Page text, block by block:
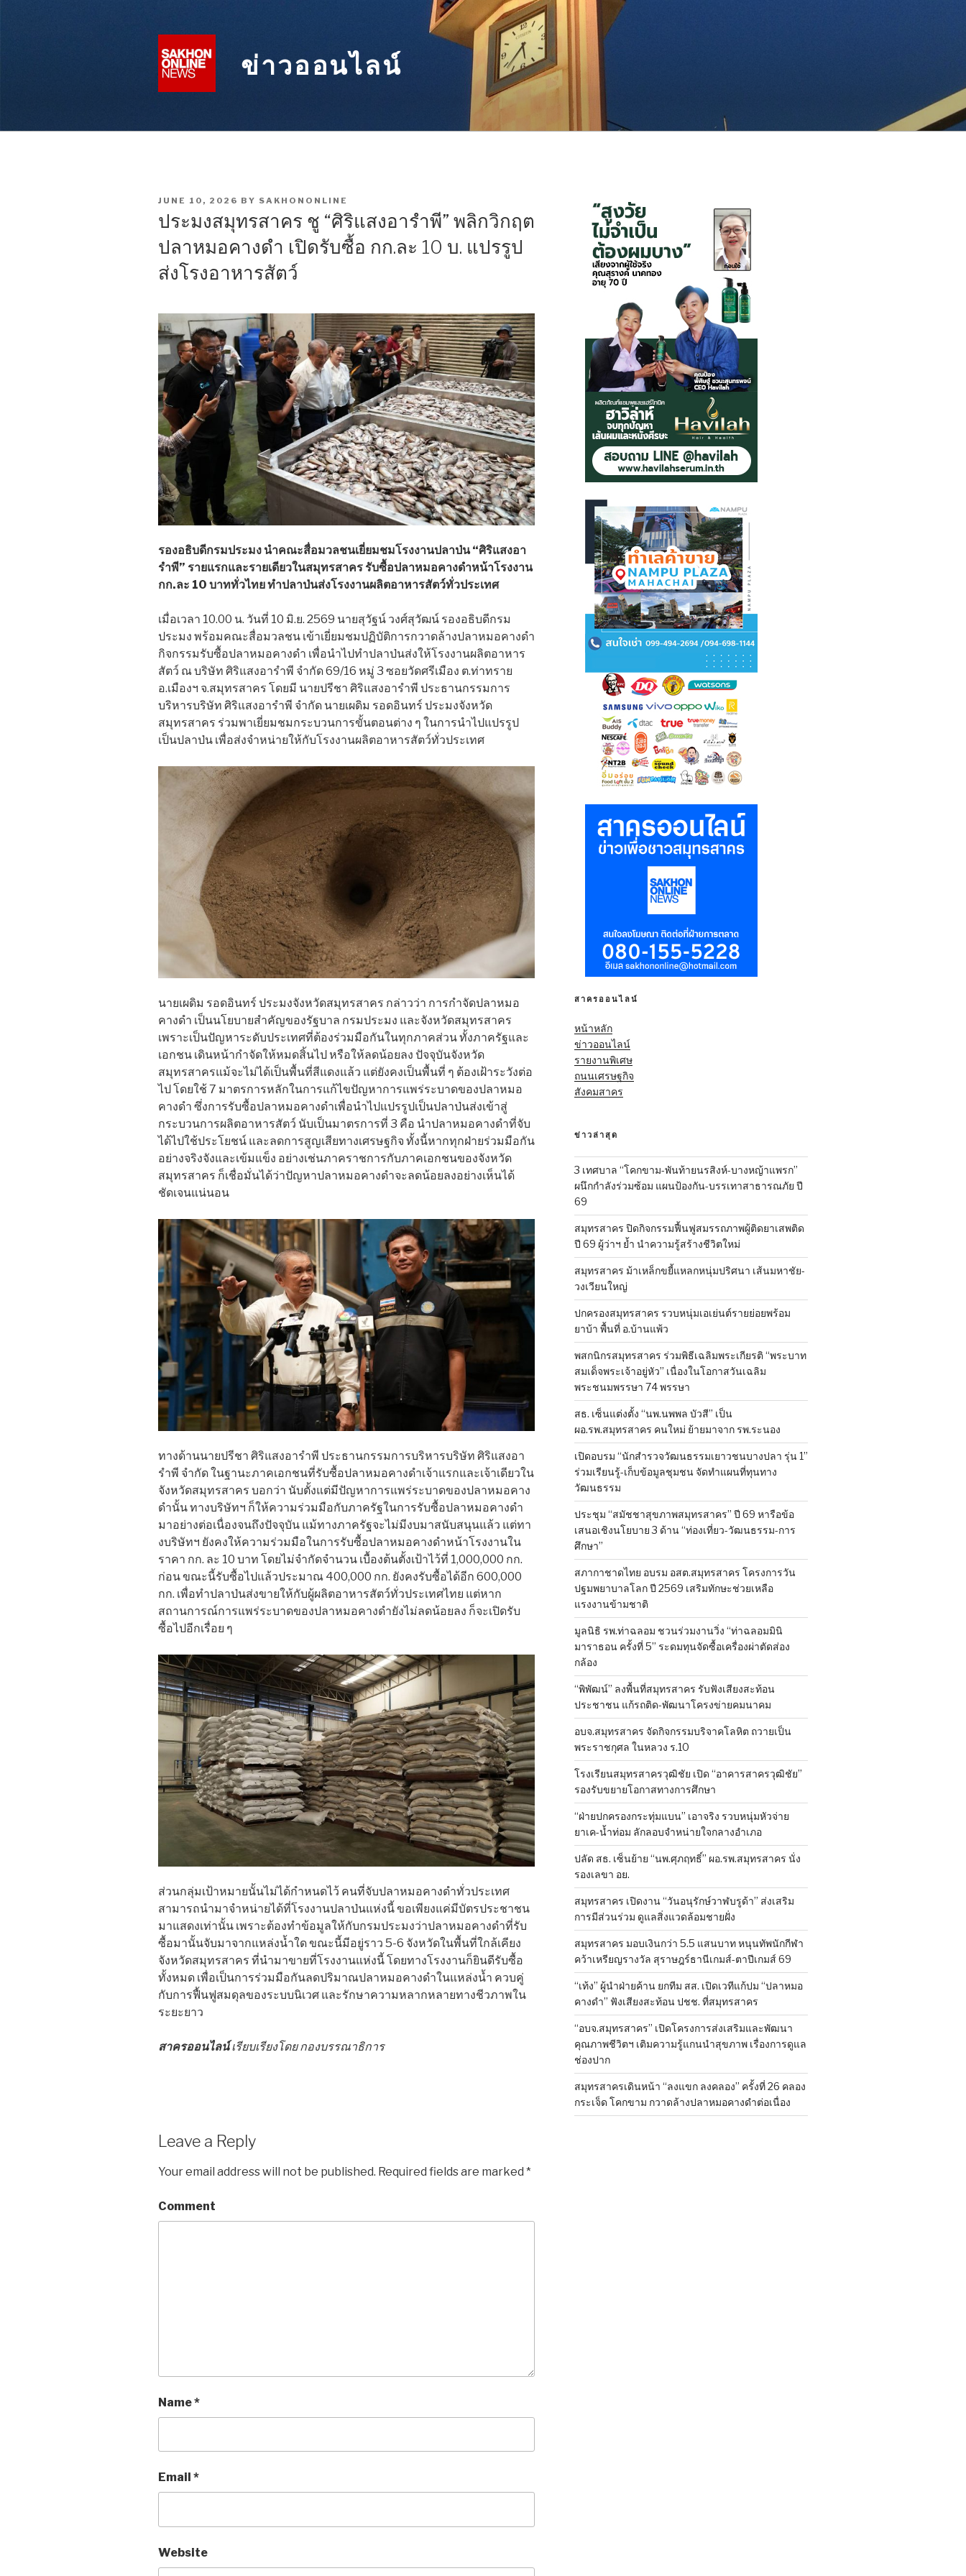
ข่าวออนไลน์
POSTED
ON
JUNE 10, 2026 BY SAKHONONLINE
ประมงสมุทรสาคร ชู “ศิริแสงอารำพี” พลิกวิกฤต
ปลาหมอคางดำ เปิดรับซื้อ กก.ละ 10 บ. แปรรูป
ส่งโรงอาหารสัตว์
รองอธิบดีกรมประมง นำคณะสื่อมวลชนเยี่ยมชมโรงงานปลาป่น “ศิริแสงอา
รำพี” รายแรกและรายเดียวในสมุทรสาคร รับซื้อปลาหมอคางดำหน้าโรงงาน
กก.ละ 10 บาททั่วไทย ทำปลาป่นส่งโรงงานผลิตอาหารสัตว์ทั่วประเทศ
เมื่อเวลา 10.00 น. วันที่ 10 มิ.ย. 2569 นายสุวัฐน์ วงศ์สุวัฒน์ รองอธิบดีกรม
ประมง พร้อมคณะสื่อมวลชน เข้าเยี่ยมชมปฏิบัติการกวาดล้างปลาหมอคางดำ
กิจกรรมรับซื้อปลาหมอคางดำ เพื่อนำไปทำปลาป่นส่งให้โรงงานผลิตอาหาร
สัตว์ ณ บริษัท ศิริแสงอารำพี จำกัด 69/16 หมู่ 3 ซอยวัดศรีเมือง ต.ท่าทราย
อ.เมืองฯ จ.สมุทรสาคร โดยมี นายปรีชา ศิริแสงอารำพี ประธานกรรมการ
บริหารบริษัท ศิริแสงอารำพี จำกัด นายเผดิม รอดอินทร์ ประมงจังหวัด
สมุทรสาคร ร่วมพาเยี่ยมชมกระบวนการขั้นตอนต่าง ๆ ในการนำไปแปรรูป
เป็นปลาป่น เพื่อส่งจำหน่ายให้กับโรงงานผลิตอาหารสัตว์ทั่วประเทศ
นายเผดิม รอดอินทร์ ประมงจังหวัดสมุทรสาคร กล่าวว่า การกำจัดปลาหมอ
คางดำ เป็นนโยบายสำคัญของรัฐบาล กรมประมง และจังหวัดสมุทรสาคร
เพราะเป็นปัญหาระดับประเทศที่ต้องร่วมมือกันในทุกภาคส่วน ทั้งภาครัฐและ
เอกชน เดินหน้ากำจัดให้หมดสิ้นไป หรือให้ลดน้อยลง ปัจจุบันจังหวัด
สมุทรสาครแม้จะไม่ได้เป็นพื้นที่สีแดงแล้ว แต่ยังคงเป็นพื้นที่ ๆ ต้องเฝ้าระวังต่อ
ไป โดยใช้ 7 มาตรการหลักในการแก้ไขปัญหาการแพร่ระบาดของปลาหมอ
คางดำ ซึ่งการรับซื้อปลาหมอคางดำเพื่อนำไปแปรรูปเป็นปลาป่นส่งเข้าสู่
กระบวนการผลิตอาหารสัตว์ นับเป็นมาตรการที่ 3 คือ นำปลาหมอคางดำที่จับ
ได้ไปใช้ประโยชน์ และลดการสูญเสียทางเศรษฐกิจ ทั้งนี้หากทุกฝ่ายร่วมมือกัน
อย่างจริงจังและเข้มแข็ง อย่างเช่นภาคราชการกับภาคเอกชนของจังหวัด
สมุทรสาคร ก็เชื่อมั่นได้ว่าปัญหาปลาหมอคางดำจะลดน้อยลงอย่างเห็นได้
ชัดเจนแน่นอน
ทางด้านนายปรีชา ศิริแสงอารำพี ประธานกรรมการบริหารบริษัท ศิริแสงอา
รำพี จำกัด ในฐานะภาคเอกชนที่รับซื้อปลาหมอคางดำเจ้าแรกและเจ้าเดียวใน
จังหวัดสมุทรสาคร บอกว่า นับตั้งแต่มีปัญหาการแพร่ระบาดของปลาหมอคาง
ดำนั้น ทางบริษัทฯ ก็ให้ความร่วมมือกับภาครัฐในการรับซื้อปลาหมอคางดำ
มาอย่างต่อเนื่องจนถึงปัจจุบัน แม้ทางภาครัฐจะไม่มีงบมาสนับสนุนแล้ว แต่ทา
งบริษัทฯ ยังคงให้ความร่วมมือในการรับซื้อปลาหมอคางดำหน้าโรงงานใน
ราคา กก. ละ 10 บาท โดยไม่จำกัดจำนวน เบื้องต้นตั้งเป้าไว้ที่ 1,000,000 กก.
ก่อน ขณะนี้รับซื้อไปแล้วประมาณ 400,000 กก. ยังคงรับซื้อได้อีก 600,000
กก. เพื่อทำปลาป่นส่งขายให้กับผู้ผลิตอาหารสัตว์ทั่วประเทศไทย แต่หาก
สถานการณ์การแพร่ระบาดของปลาหมอคางดำยังไม่ลดน้อยลง ก็จะเปิดรับ
ซื้อไปอีกเรื่อย ๆ
ส่วนกลุ่มเป้าหมายนั้นไม่ได้กำหนดไว้ คนที่จับปลาหมอคางดำทั่วประเทศ
สามารถนำมาจำหน่ายได้ที่โรงงานปลาป่นแห่งนี้ ขอเพียงแค่มีบัตรประชาชน
มาแสดงเท่านั้น เพราะต้องทำข้อมูลให้กับกรมประมงว่าปลาหมอคางดำที่รับ
ซื้อมานั้นจับมาจากแหล่งน้ำใด ขณะนี้มีอยู่ราว 5-6 จังหวัดในพื้นที่ใกล้เคียง
จังหวัดสมุทรสาคร ที่นำมาขายที่โรงงานแห่งนี้ โดยทางโรงงานก็ยินดีรับซื้อ
ทั้งหมด เพื่อเป็นการร่วมมือกันลดปริมาณปลาหมอคางดำในแหล่งน้ำ ควบคู่
กับการฟื้นฟูสมดุลของระบบนิเวศ และรักษาความหลากหลายทางชีวภาพใน
ระยะยาว
สาครออนไลน์เรียบเรียงโดย กองบรรณาธิการ
Leave a Reply
Your email address will not be published. Required fields are marked *
Comment
Name*
Email *
Website
สาครออนไลน์
หน้าหลัก
ข่าวออนไลน์
รายงานพิเศษ
ถนนเศรษฐกิจ
สังคมสาคร
ข่าวล่าสุด
3 เทศบาล “โคกขาม-พันท้ายนรสิงห์-บางหญ้าแพรก”
ผนึกกำลังร่วมซ้อม แผนป้องกัน-บรรเทาสาธารณภัย ปี
69
สมุทรสาคร ปิดกิจกรรมฟื้นฟูสมรรถภาพผู้ติดยาเสพติด
ปี 69 ผู้ว่าฯ ย้ำ นำความรู้สร้างชีวิตใหม่
สมุทรสาคร ม้าเหล็กขยี้แหลกหนุ่มปริศนา เส้นมหาชัย-
วงเวียนใหญ่
ปกครองสมุทรสาคร รวบหนุ่มเอเย่นต์รายย่อยพร้อม
ยาบ้า พื้นที่ อ.บ้านแพ้ว
พสกนิกรสมุทรสาคร ร่วมพิธีเฉลิมพระเกียรติ “พระบาท
สมเด็จพระเจ้าอยู่หัว” เนื่องในโอกาสวันเฉลิม
พระชนมพรรษา 74 พรรษา
สธ. เซ็นแต่งตั้ง “นพ.นพพล บัวสี” เป็น
ผอ.รพ.สมุทรสาคร คนใหม่ ย้ายมาจาก รพ.ระนอง
เปิดอบรม “นักสำรวจวัฒนธรรมเยาวชนบางปลา รุ่น 1”
ร่วมเรียนรู้-เก็บข้อมูลชุมชน จัดทำแผนที่ทุนทาง
วัฒนธรรม
ประชุม “สมัชชาสุขภาพสมุทรสาคร” ปี 69 หารือข้อ
เสนอเชิงนโยบาย 3 ด้าน “ท่องเที่ยว-วัฒนธรรม-การ
ศึกษา”
สภากาชาดไทย อบรม อสต.สมุทรสาคร โครงการวัน
ปฐมพยาบาลโลก ปี 2569 เสริมทักษะช่วยเหลือ
แรงงานข้ามชาติ
มูลนิธิ รพ.ท่าฉลอม ชวนร่วมงานวิ่ง “ท่าฉลอมมินิ
มาราธอน ครั้งที่ 5” ระดมทุนจัดซื้อเครื่องผ่าตัดส่อง
กล้อง
“พิพัฒน์” ลงพื้นที่สมุทรสาคร รับฟังเสียงสะท้อน
ประชาชน แก้รถติด-พัฒนาโครงข่ายคมนาคม
อบจ.สมุทรสาคร จัดกิจกรรมบริจาคโลหิต ถวายเป็น
พระราชกุศล ในหลวง ร.10
โรงเรียนสมุทรสาครวุฒิชัย เปิด “อาคารสาครวุฒิชัย”
รองรับขยายโอกาสทางการศึกษา
“ฝ่ายปกครองกระทุ่มแบน” เอาจริง รวบหนุ่มหัวจ่าย
ยาเค-น้ำท่อม ลักลอบจำหน่ายใจกลางอำเภอ
ปลัด สธ. เซ็นย้าย “นพ.ศุภฤทธิ์” ผอ.รพ.สมุทรสาคร นั่ง
รองเลขา อย.
สมุทรสาคร เปิดงาน “วันอนุรักษ์วาฬบรูด้า” ส่งเสริม
การมีส่วนร่วม ดูแลสิ่งแวดล้อมชายฝั่ง
สมุทรสาคร มอบเงินกว่า 5.5 แสนบาท หนุนทัพนักกีฬา
คว้าเหรียญรางวัล สุราษฎร์ธานีเกมส์-ตาปีเกมส์ 69
“เท้ง” ผู้นำฝ่ายค้าน ยกทีม สส. เปิดเวทีแก้ปม “ปลาหมอ
คางดำ” ฟังเสียงสะท้อน ปชช. ที่สมุทรสาคร
“อบจ.สมุทรสาคร” เปิดโครงการส่งเสริมและพัฒนา
คุณภาพชีวิตฯ เติมความรู้แกนนำสุขภาพ เรื่องการดูแล
ช่องปาก
สมุทรสาครเดินหน้า “ลงแขก ลงคลอง” ครั้งที่ 26 คลอง
กระเจ็ด โคกขาม กวาดล้างปลาหมอคางดำต่อเนื่อง